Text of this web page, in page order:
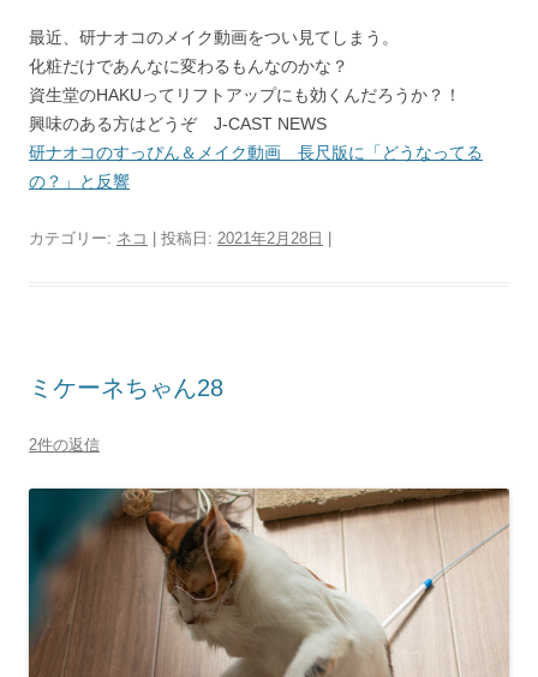
最近、研ナオコのメイク動画をつい見てしまう。
化粧だけであんなに変わるもんなのかな？
資生堂のHAKUってリフトアップにも効くんだろうか？！
興味のある方はどうぞ J-CAST NEWS
研ナオコのすっぴん＆メイク動画 長尺版に「どうなってる
の？」と反響
カテゴリー: ネコ | 投稿日: 2021年2月28日
ミケーネちゃん28
2件の返信